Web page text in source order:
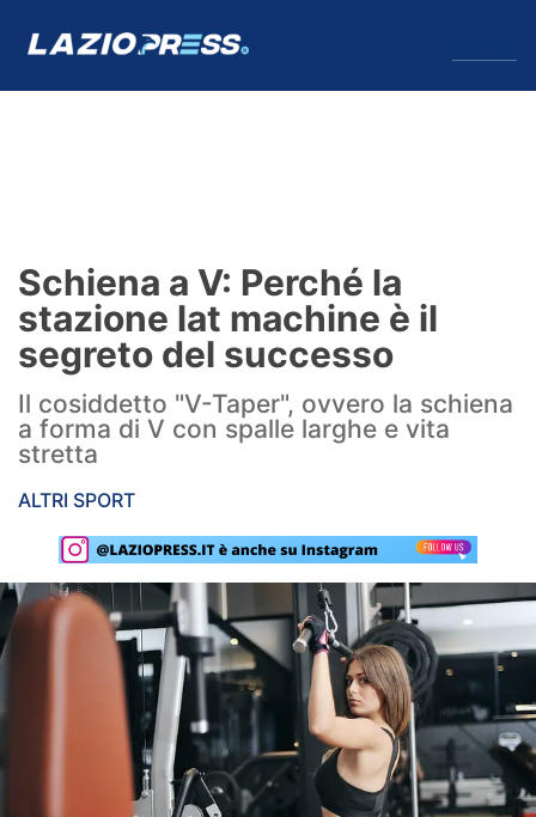
Formello
Infortuni
Primavera
Calciomercato
Lazio Women
Rassegna Lazio
Social
Champions League
Schiena a V: Perché la
stazione lat machine è il
segreto del successo
Il cosiddetto "V-Taper", ovvero la schiena
a forma di V con spalle larghe e vita
stretta
ALTRI SPORT